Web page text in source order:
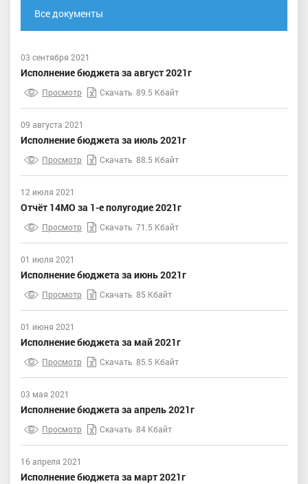
Все документы
03 сентября 2021
Исполнение бюджета за август 2021г
Просмотр Скачать 89.5 Кбайт
09 августа 2021
Исполнение бюджета за июль 2021г
Просмотр Скачать 88.5 Кбайт
12 июля 2021
Отчёт 14МО за 1-е полугодие 2021г
Просмотр Скачать 71.5 Кбайт
01 июля 2021
Исполнение бюджета за июнь 2021г
Просмотр Скачать 85 Кбайт
01 июня 2021
Исполнение бюджета за май 2021г
Просмотр Скачать 85.5 Кбайт
03 мая 2021
Исполнение бюджета за апрель 2021г
Просмотр Скачать 84 Кбайт
16 апреля 2021
Исполнение бюджета за март 2021г